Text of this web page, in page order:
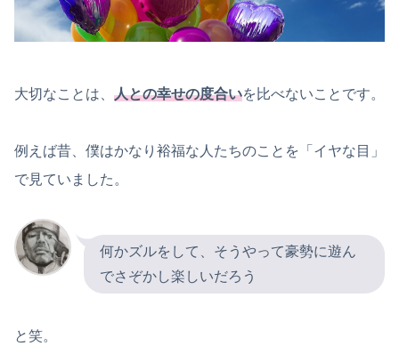
大切なことは、 人との幸せの度合いを比べないことです。
例えば昔、僕はかなり裕福な人たちのことを「イヤな目」
で見ていました。
何かズルをして、そうやって豪勢に遊ん
でさぞかし楽しいだろう
と笑。